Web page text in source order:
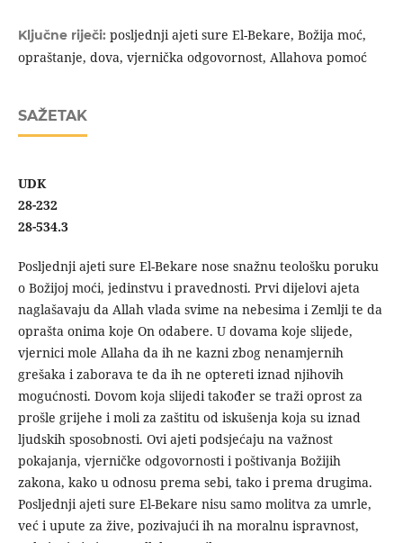
Ključne riječi: posljednji ajeti sure El-Bekare, Božija moć,
opraštanje, dova, vjernička odgovornost, Allahova pomoć
SAŽETAK
UDK
28-232
28-534.3
Posljednji ajeti sure El-Bekare nose snažnu teološku poruku
o Božijoj moći, jedinstvu i pravednosti. Prvi dijelovi ajeta
naglašavaju da Allah vlada svime na nebesima i Zemlji te da
oprašta onima koje On odabere. U dovama koje slijede,
vjernici mole Allaha da ih ne kazni zbog nenamjernih
grešaka i zaborava te da ih ne optereti iznad njihovih
mogućnosti. Dovom koja slijedi također se traži oprost za
prošle grijehe i moli za zaštitu od iskušenja koja su iznad
ljudskih sposobnosti. Ovi ajeti podsjećaju na važnost
pokajanja, vjerničke odgovornosti i poštivanja Božijih
zakona, kako u odnosu prema sebi, tako i prema drugima.
Posljednji ajeti sure El-Bekare nisu samo molitva za umrle,
već i upute za žive, pozivajući ih na moralnu ispravnost,